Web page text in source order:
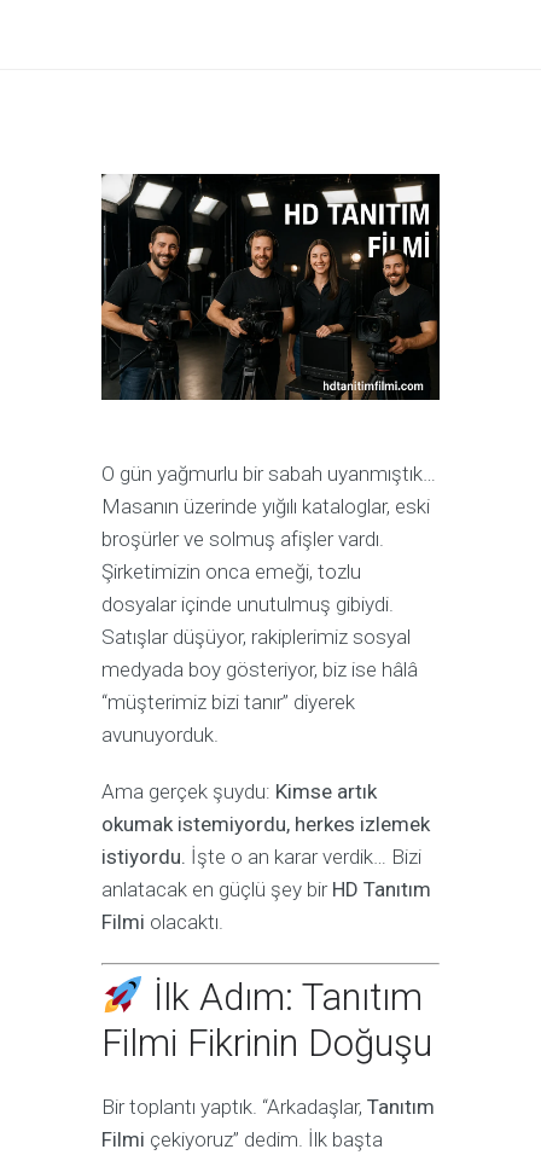
O gün yağmurlu bir sabah uyanmıştık…
Masanın üzerinde yığılı kataloglar, eski
broşürler ve solmuş afişler vardı.
Şirketimizin onca emeği, tozlu
dosyalar içinde unutulmuş gibiydi.
Satışlar düşüyor, rakiplerimiz sosyal
medyada boy gösteriyor, biz ise hâlâ
“müşterimiz bizi tanır” diyerek
avunuyorduk.
Ama gerçek şuydu: Kimse artık
okumak istemiyordu, herkes izlemek
istiyordu. İşte o an karar verdik… Bizi
anlatacak en güçlü şey bir HD Tanıtım
Filmi olacaktı.
İlk Adım: Tanıtım
Filmi Fikrinin Doğuşu
Bir toplantı yaptık. “Arkadaşlar, Tanıtım
Filmi çekiyoruz” dedim. İlk başta